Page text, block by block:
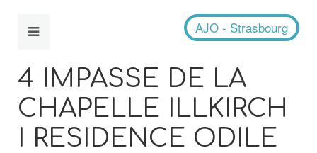
AJO - Strasbourg
4 IMPASSE DE LA
CHAPELLE ILLKIRCH
I RESIDENCE ODILE